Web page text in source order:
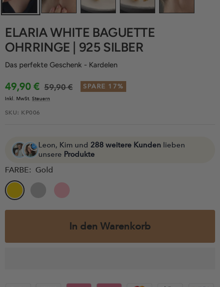
ELARIA WHITE BAGUETTE
OHRRINGE | 925 SILBER
Das perfekte Geschenk - Kardelen
Angebotspreis
49,90 € Regulärer
Preis
59,90 € SPARE 17%
Inkl. MwSt. Steuern
SKU: KP006
Leon, Kim und 288 weitere Kunden lieben
unsere Produkte
FARBE: Gold
Gold
Silver Rose
In den Warenkorb